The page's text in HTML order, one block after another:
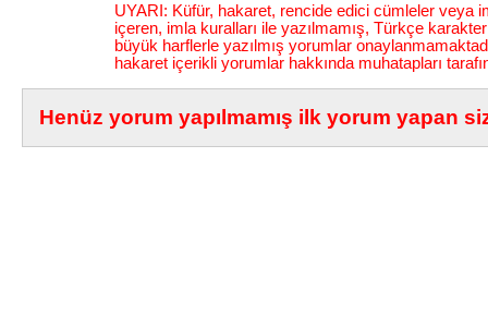
UYARI: Küfür, hakaret, rencide edici cümleler veya
içeren, imla kuralları ile yazılmamış, Türkçe
büyük harflerle yazılmış yorumlar
hakaret içerikli yorumlar hakkında muhatapları
Henüz yorum yapılmamış ilk yorum yapan